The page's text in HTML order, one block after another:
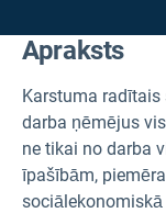
Apraksts
Karstuma radītais
darba ņēmējus
ne tikai no darba
īpašībām,